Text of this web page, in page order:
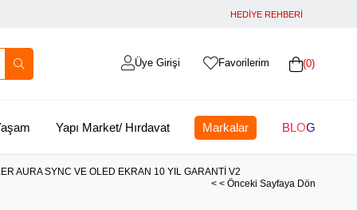
HEDİYE REHBERİ
0
Favorilerim
Üye Girişi
Yapı Market/ Hırdavat Markalar BLOG
AURA SYNC VE OLED EKRAN 10 YIL GARANTİ V2
< < Önceki Sayfaya Dön